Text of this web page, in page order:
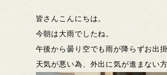
皆さんこんにちは。
今朝は大雨でしたね。
午後から曇り空でも雨が降らずお出
天気が悪い為、外出に気が進まない